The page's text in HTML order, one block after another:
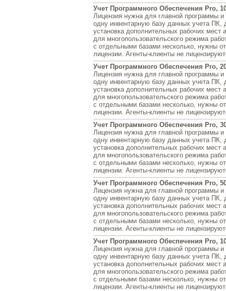
Учет Программного Обеспечения Pro,
Лицензия нужна для главной программы и
одну инвентарную базу данных учета ПК,
установка дополнительных рабочих мест
для многопользовательского режима
с отдельными базами несколько, нужны
лицензии. Агенты-клиенты не
Учет Программного Обеспечения Pro,
Лицензия нужна для главной программы и
одну инвентарную базу данных учета ПК,
установка дополнительных рабочих мест
для многопользовательского режима
с отдельными базами несколько, нужны
лицензии. Агенты-клиенты не
Учет Программного Обеспечения Pro,
Лицензия нужна для главной программы и
одну инвентарную базу данных учета ПК,
установка дополнительных рабочих мест
для многопользовательского режима
с отдельными базами несколько, нужны
лицензии. Агенты-клиенты не
Учет Программного Обеспечения Pro,
Лицензия нужна для главной программы и
одну инвентарную базу данных учета ПК,
установка дополнительных рабочих мест
для многопользовательского режима
с отдельными базами несколько, нужны
лицензии. Агенты-клиенты не
Учет Программного Обеспечения Pro,
Лицензия нужна для главной программы и
одну инвентарную базу данных учета ПК,
установка дополнительных рабочих мест
для многопользовательского режима
с отдельными базами несколько, нужны
лицензии. Агенты-клиенты не